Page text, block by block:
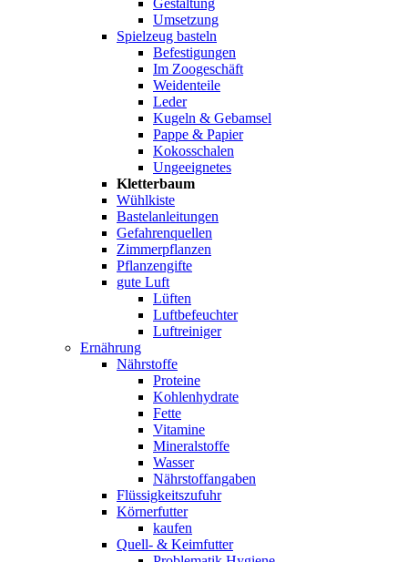
Gestaltung
Umsetzung
Spielzeug basteln
Befestigungen
Im Zoogeschäft
Weidenteile
Leder
Kugeln & Gebamsel
Pappe & Papier
Kokosschalen
Ungeeignetes
Kletterbaum
Wühlkiste
Bastelanleitungen
Gefahrenquellen
Zimmerpflanzen
Pflanzengifte
gute Luft
Lüften
Luftbefeuchter
Luftreiniger
Ernährung
Nährstoffe
Proteine
Kohlenhydrate
Fette
Vitamine
Mineralstoffe
Wasser
Nährstoffangaben
Flüssigkeitszufuhr
Körnerfutter
kaufen
Quell- & Keimfutter